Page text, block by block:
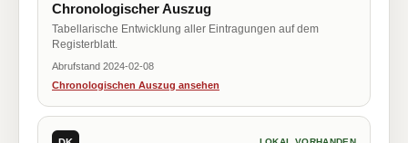
Chronologischer Auszug
Tabellarische Entwicklung aller Eintragungen auf dem
Registerblatt.
Abrufstand 2024-02-08
Chronologischen Auszug ansehen